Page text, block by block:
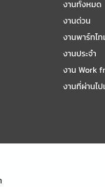
งานทั้งหมด
งานด่วน
งานพาร์ทไ
งานประจำ
งาน Work
งานที่ผ่านไ